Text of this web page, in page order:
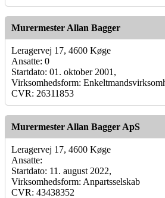
Murermester Allan Bagger
Leragervej 17, 4600 Køge
Ansatte: 0
Startdato: 01. oktober 2001,
Virksomhedsform:
CVR: 26311853
Murermester Allan Bagger ApS
Leragervej 17, 4600 Køge
Ansatte:
Startdato: 11. august 2022,
Virksomhedsform: Anpartsselskab
CVR: 43438352